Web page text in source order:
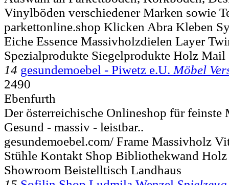
Vinylböden verschiedener Marken sowie
parkettonline.shop Klicken Abra Kleben
Eiche Essence Massivholzdielen Layer
Spezialprodukte Siegelprodukte Holz Mail
14 gesundemoebel - Piwetz e.U. Möbel
2490
Ebenfurth
Der österreichische Onlineshop für feinste
Gesund - massiv - leistbar..
gesundemoebel.com/ Frame Massivholz
Stühle Kontakt Shop Bibliothekwand
Showroom Beistelltisch Landhaus